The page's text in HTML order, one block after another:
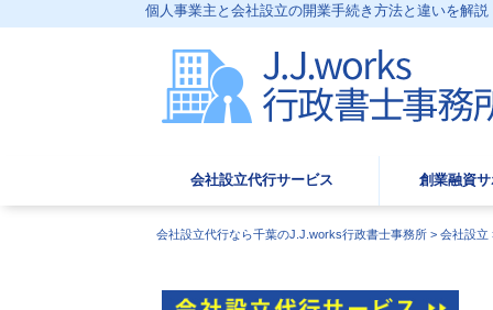
個人事業主と会社設立の開業手続き方法と違いを解
会社設立代行サービス 創業融資
会社設立代行なら千葉のJ.J.works行政書士事務所 > 会社設立